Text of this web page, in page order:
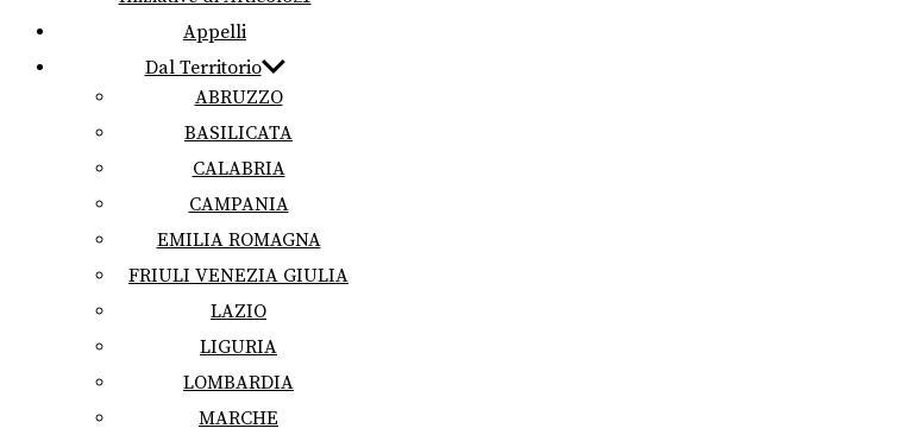
Appelli
Dal Territorio
ABRUZZO
BASILICATA
CALABRIA
CAMPANIA
EMILIA ROMAGNA
FRIULI VENEZIA GIULIA
LAZIO
LIGURIA
LOMBARDIA
MARCHE